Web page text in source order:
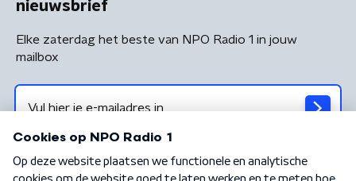
nieuwsbrief
Elke zaterdag het beste van NPO Radio 1 in jouw
mailbox